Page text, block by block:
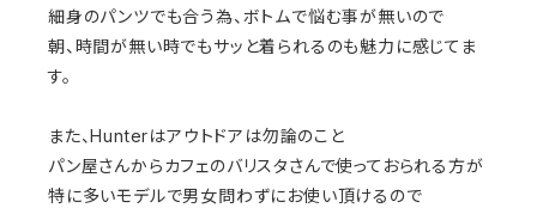
細身のパンツでも合う為、ボトムで悩む事が無いので
朝、時間が無い時でもサッと着られるのも魅力に感じてま
す。
また、Hunterはアウトドアは勿論のこと
パン屋さんからカフェのバリスタさんで使っておられる方が
特に多いモデルで男女問わずにお使い頂けるので